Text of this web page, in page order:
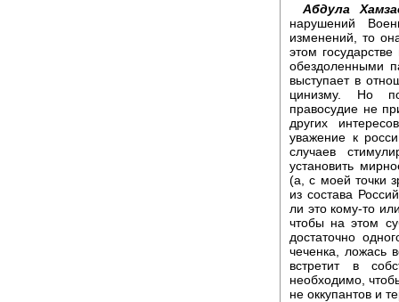
Абдула
нарушений
изменений, то
этом
обездоленными
выступает в
цинизму. Но
правосудие не
других
уважение к
случаев
установить
(а, с моей точки
из состава
ли это кому-то
чтобы на этом
достаточно
чеченка, ложась
встретит в
необходимо,
не оккупантов и